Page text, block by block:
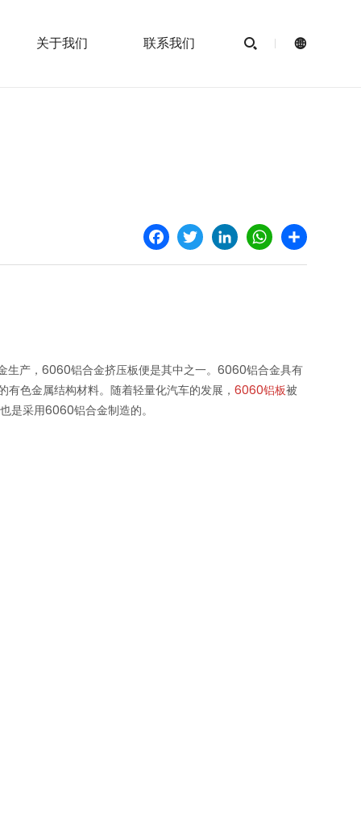
关于我们 联系我们  
Facebook
Twitter LinkedInWhatsApp
Share
产，6060铝合金挤压板便是其中之一。6060铝合金具有
有色金属结构材料。随着轻量化汽车的发展，6060铝板被
是采用6060铝合金制造的。